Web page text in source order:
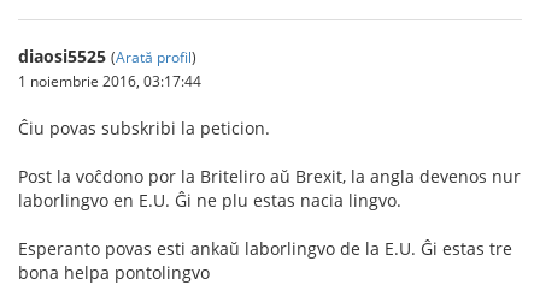
diaosi5525 (Arată profil)
1 noiembrie 2016, 03:17:44
Ĉiu povas subskribi la peticion.
Post la voĉdono por la Briteliro aŭ Brexit, la angla devenos nur
laborlingvo en E.U. Ĝi ne plu estas nacia lingvo.
Esperanto povas esti ankaŭ laborlingvo de la E.U. Ĝi estas tre
bona helpa pontolingvo